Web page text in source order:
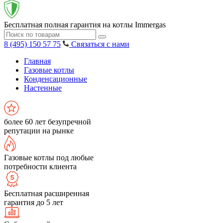
Бесплатная полная гарантия на котлы Immergas
8 (495) 150 57 75
Связаться с нами
Главная
Газовые котлы
Конденсационные
Настенные
более 60 лет безупречной
репутации на рынке
Газовые котлы под любые
потребности клиента
Бесплатная расширенная
гарантия до 5 лет